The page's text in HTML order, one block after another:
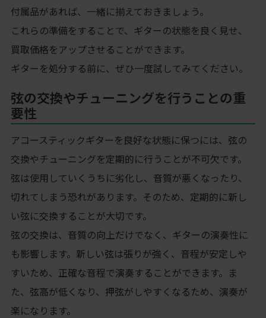
付属品があれば、一緒に揃えておきましょう。
これらの準備をすることで、ギターの状態を良く見せ、
買取価格をアップさせることができます。
ギターを処分する前に、ぜひ一度試してみてください。
弦の交換やチューニングを行うことの重
要性
アコースティックギターを良好な状態に保つには、弦の
交換やチューニングを定期的に行うことが不可欠です。
弦は使用していくうちに劣化し、音質が悪くなったり、
切れてしまう恐れがあります。そのため、定期的に新し
い弦に交換することが大切です。
弦の交換は、音質の向上だけでなく、ギターの演奏性に
も影響します。新しい弦は張りが強く、音程が安定しや
すいため、正確な音程で演奏することができます。ま
た、弦高が低くなり、押弦がしやすくなるため、演奏が
楽になります。